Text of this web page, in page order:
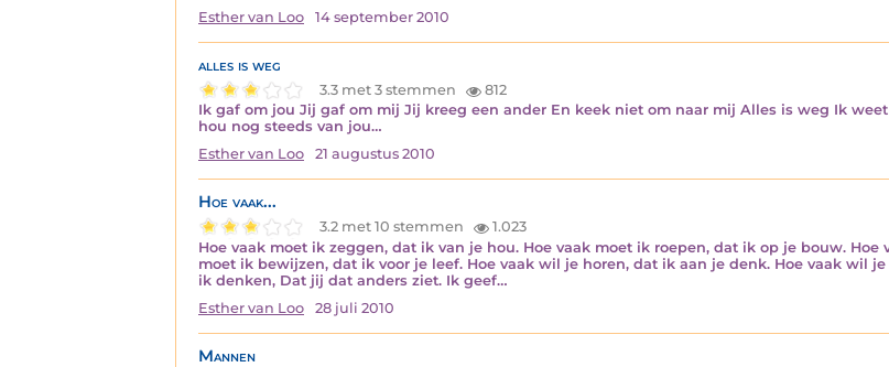
Esther van Loo
14 september 2010
alles is weg
3.3 met 3 stemmen
812
Ik gaf om jou Jij gaf om mij Jij kreeg een ander En keek niet om naar mij Alles is weg Ik
hou nog steeds van jou…
Esther van Loo
21 augustus 2010
Hoe vaak...
3.2 met 10 stemmen
1.023
Hoe vaak moet ik zeggen, dat ik van je hou. Hoe vaak moet ik roepen, dat ik op je bouw.
moet ik bewijzen, dat ik voor je leef. Hoe vaak wil je horen, dat ik aan je denk. Hoe vaak wil
ik denken, Dat jij dat anders ziet. Ik geef…
Esther van Loo
28 juli 2010
Mannen